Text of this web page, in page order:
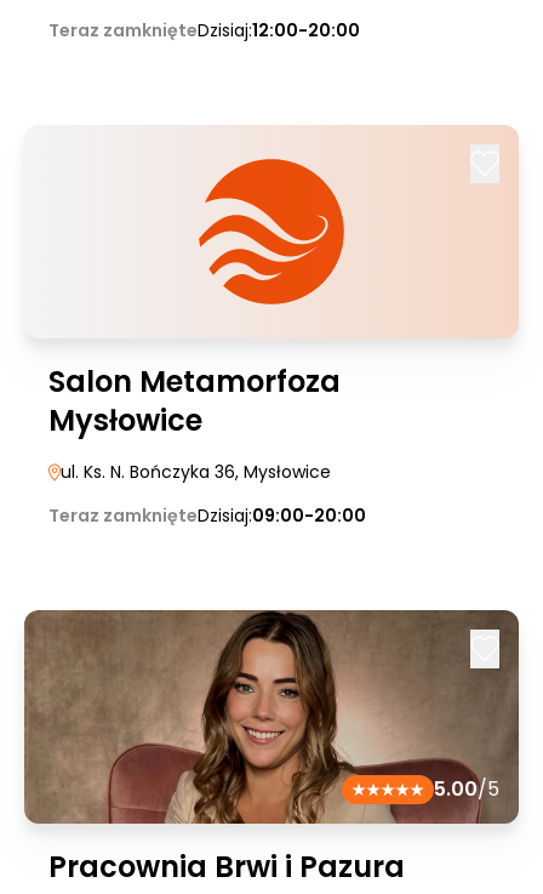
Teraz zamknięteDzisiaj:12:00-20:00
Salon Metamorfoza
Mysłowice
ul. Ks. N. Bończyka 36, Mysłowice
Teraz zamknięteDzisiaj:09:00-20:00
5.00/5
Pracownia Brwi i Pazura